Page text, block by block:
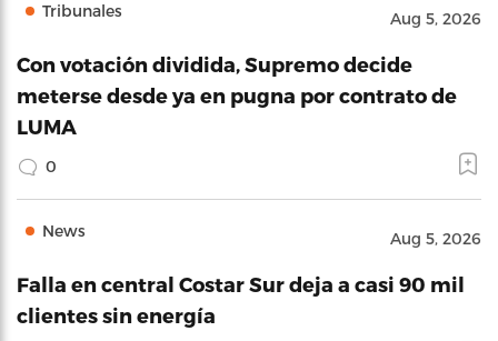
Tribunales Aug 5, 2026
Con votación dividida, Supremo decide
meterse desde ya en pugna por contrato de
LUMA
0
News Aug 5, 2026
Falla en central Costar Sur deja a casi 90 mil
clientes sin energía